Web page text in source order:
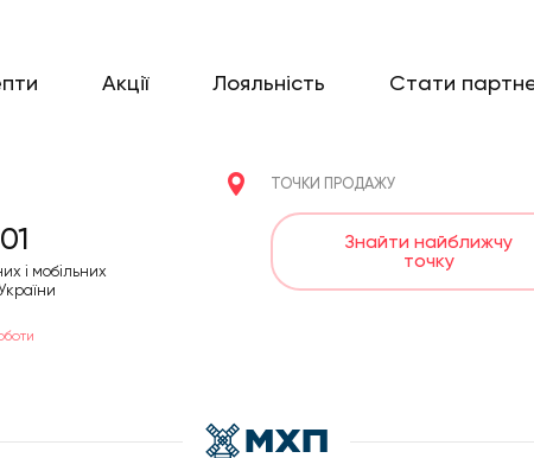
Акції Лояльність Стати
і мобільних
ТОЧКИ ПРОДАЖУ
Знайти найближчу
точку